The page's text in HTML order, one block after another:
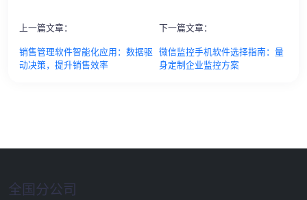
上一篇文章：
销售管理软件智能化应用：数据驱
动决策，提升销售效率
下一篇文章：
微信监控手机软件选择指南：量
身定制企业监控方案
全国分公司